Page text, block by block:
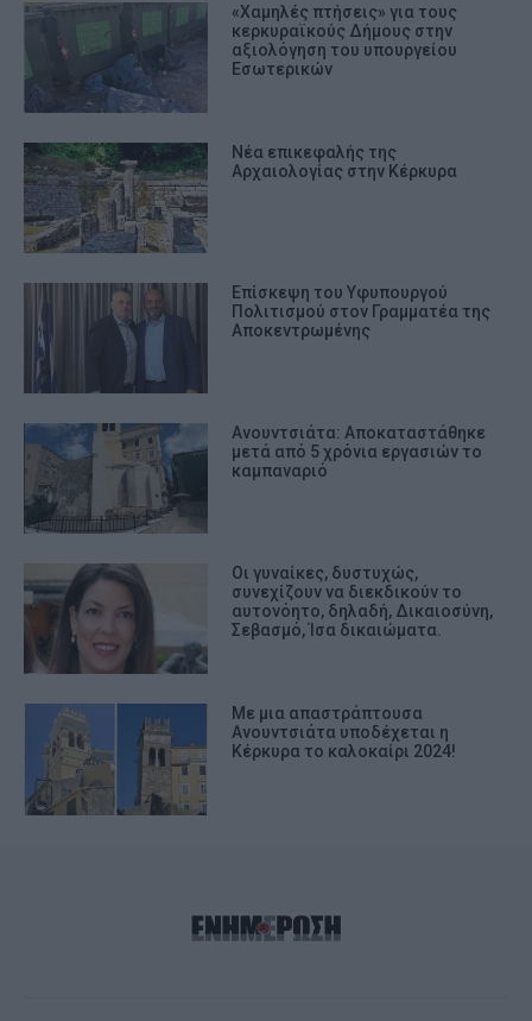
«Χαμηλές πτήσεις» για τους
κερκυραϊκούς Δήμους στην
αξιολόγηση του υπουργείου
Εσωτερικών
Νέα επικεφαλής της
Αρχαιολογίας στην Κέρκυρα
Επίσκεψη του Υφυπουργού
Πολιτισμού στον Γραμματέα της
Αποκεντρωμένης
Ανουντσιάτα: Αποκαταστάθηκε
μετά από 5 χρόνια εργασιών το
καμπαναριό
Οι γυναίκες, δυστυχώς,
συνεχίζουν να διεκδικούν το
αυτονόητο, δηλαδή, Δικαιοσύνη,
Σεβασμό, Ίσα δικαιώματα.
Με μια απαστράπτουσα
Ανουντσιάτα υποδέχεται η
Κέρκυρα το καλοκαίρι 2024!